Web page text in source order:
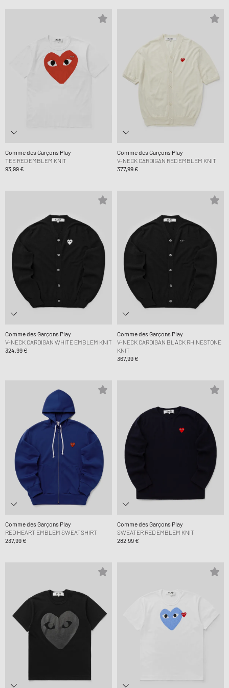
Comme des Garçons Play
TEE RED EMBLEM KNIT
93,99 €
Comme des Garçons Play
V-NECK CARDIGAN RED EMBLEM KNIT
377,99 €
Comme des Garçons Play
V-NECK CARDIGAN WHITE EMBLEM KNIT
324,99 €
Comme des Garçons Play
V-NECK CARDIGAN BLACK RHINESTONE
KNIT
367,99 €
Comme des Garçons Play
RED HEART EMBLEM SWEATSHIRT
237,99 €
Comme des Garçons Play
SWEATER RED EMBLEM KNIT
282,99 €